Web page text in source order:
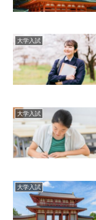
大学入試
大学入試
大学入試